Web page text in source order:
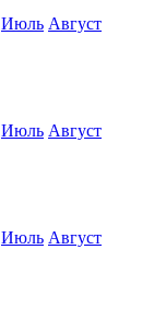
Июль Август
Июль Август
Июль Август